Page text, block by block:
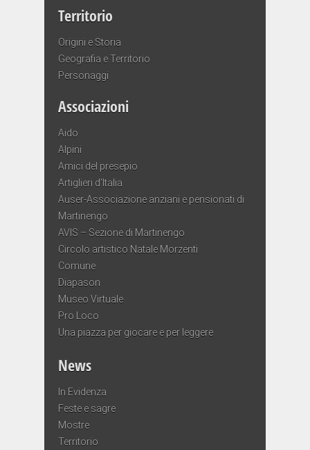
Territorio
Origini e Storia
Geografia e Territorio
Personaggi
Associazioni
Aido
Alpini
Amici del presepio
Artiglieri d’Italia
Auser-Associazione anziani e pensionati di
Martinengo
AVIS – Sezione di Martinengo
Circolo artistico Natale Morzenti
Comune
Diapason
Museo Virtuale
Pro Loco
Una piazza per giocare e per leggere
News
In Evidenza
Feste e sagre
Mostre
Territorio